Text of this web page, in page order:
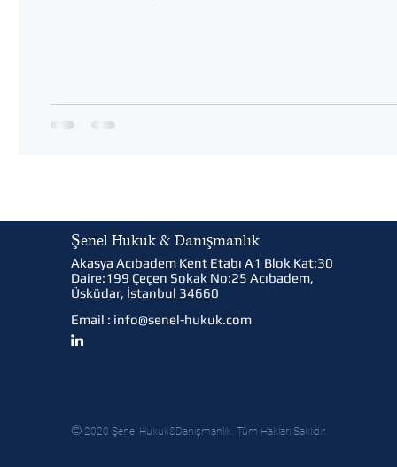
Şenel Hukuk & Danışmanlık
Akasya Acıbadem Kent Etabı A1 Blok Kat:30
Daire:199 Çeçen Sokak No:25 Acıbadem,
Üsküdar, İstanbul 34660
Email : info@senel-hukuk.com
© 2020 Şenel Hukuk&Danışmanlık. Tüm Hakları Saklıdır.